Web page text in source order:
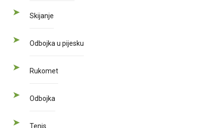
Skijanje
Odbojka u pijesku
Rukomet
Odbojka
Tenis